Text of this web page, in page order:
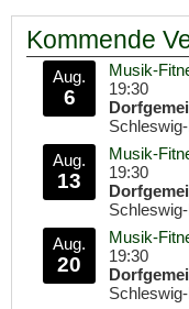
Kommende
Aug.
6
Musik-
19:30
Aug.
13
Musik-
19:30
Aug.
20
Musik-
19:30